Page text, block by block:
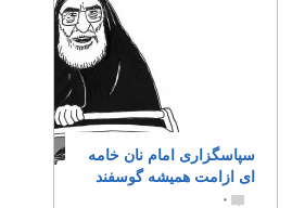
سپاسگزاری امام نان خامه
ای ازامت همیشه گوسفند
۰